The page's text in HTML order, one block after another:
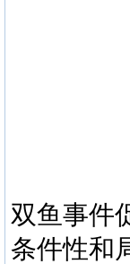
双鱼事件
条件性和